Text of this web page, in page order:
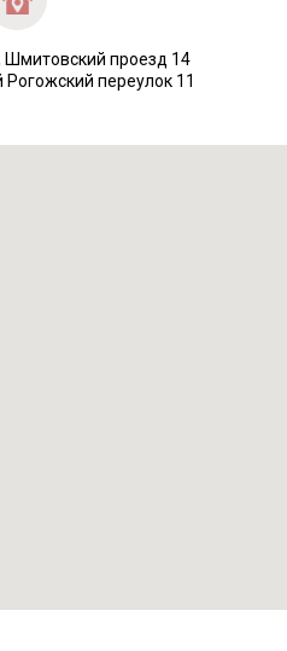
Шмитовский проезд 14
переулок 11